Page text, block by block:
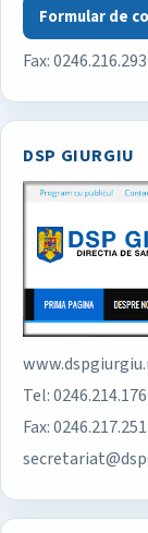
Formular de
Fax: 0246.216.293
DSP GIURGIU
Tel: 0246.214.176
Fax: 0246.217.251